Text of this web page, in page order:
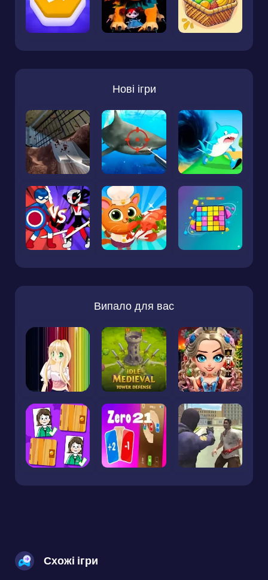
Нові ігри
Випало для вас
Схожі ігри